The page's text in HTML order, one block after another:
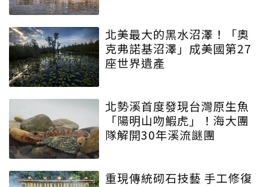
北美最大的黑水沼澤！「奧
克弗諾基沼澤」成美國第27
座世界遺產
北勢溪首度發現台灣原生魚
「陽明山吻鰕虎」！海大團
隊解開30年溪流謎團
重現傳統砌石技藝 手工修復